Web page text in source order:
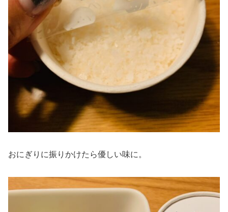
おにぎりに振りかけたら優しい味に。